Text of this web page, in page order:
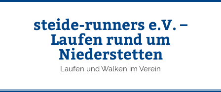
Zum
steide-runners e.V. –
Laufen rund um
Niederstetten
Laufen und Walken im Verein